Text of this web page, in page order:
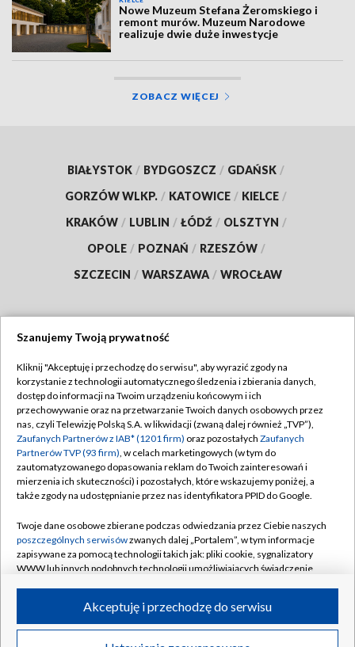
Nowe Muzeum Stefana Żeromskiego i
remont murów. Muzeum Narodowe
realizuje dwie duże inwestycje
ZOBACZ WIĘCEJ
BIAŁYSTOK / BYDGOSZCZ / GDAŃSK /
GORZÓW WLKP. / KATOWICE / KIELCE /
KRAKÓW / LUBLIN / ŁÓDŹ / OLSZTYN /
OPOLE / POZNAŃ / RZESZÓW /
SZCZECIN / WARSZAWA / WROCŁAW
TVP
Abonament TVP
Emisja w TVP
Centrum informacji TVP
Naziemna Telewizja Cyfrowa
Rada Programowa
System NOS
Informacje o nadawcy
Program dla prasy
Regulamin TVP
Polityka prywatności
Moje zgody
Pomoc
Kontakt
Kanały
©2026 Telewizja Polska S.A. w likwidacji
Szanujemy Twoją prywatność
Kliknij "Akceptuję i przechodzę do serwisu", aby wyrazić zgody na
korzystanie z technologii automatycznego śledzenia i zbierania danych,
dostęp do informacji na Twoim urządzeniu końcowym i ich
przechowywanie oraz na przetwarzanie Twoich danych osobowych przez
nas, czyli Telewizję Polską S.A. w likwidacji (zwaną dalej również „TVP”),
Zaufanych Partnerów z IAB* (1201 firm) oraz pozostałych Zaufanych
Partnerów TVP (93 firm), w celach marketingowych (w tym do
zautomatyzowanego dopasowania reklam do Twoich zainteresowań i
mierzenia ich skuteczności) i pozostałych, które wskazujemy poniżej, a
także zgody na udostępnianie przez nas identyfikatora PPID do Google.
Twoje dane osobowe zbierane podczas odwiedzania przez Ciebie naszych
poszczególnych serwisówzwanych dalej „Portalem”, w tym informacje
zapisywane za pomocą technologii takich jak: pliki cookie, sygnalizatory
WWW lub innych podobnych technologii umożliwiających świadczenie
ruchu w Internecie.
Twoje dane osobowe zbierane podczas odwiedzania przez Ciebie
Akceptuję i przechodzę do serwisu